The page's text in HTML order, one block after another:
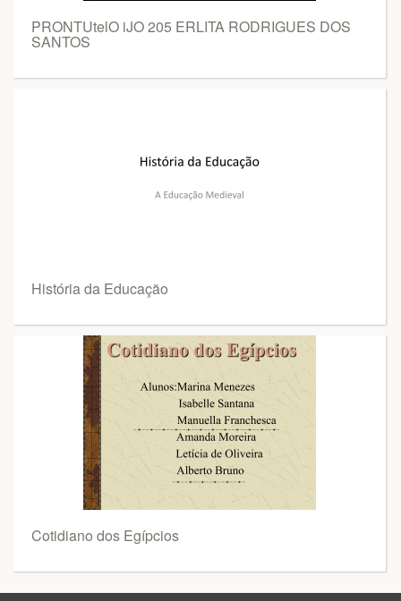
PRONTUtelO iJO 205 ERLITA RODRIGUES DOS
SANTOS
História da Educação
Cotidiano dos Egípcios